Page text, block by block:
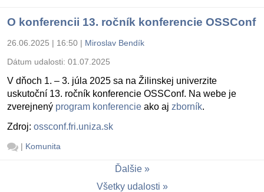
O konferencii 13. ročník konferencie OSSConf
26.06.2025 | 16:50 | Miroslav Bendík
Dátum udalosti: 01.07.2025
V dňoch 1. – 3. júla 2025 sa na Žilinskej univerzite
uskutoční 13. ročník konferencie OSSConf. Na webe je
zverejnený program konferencie ako aj zborník.
Zdroj: ossconf.fri.uniza.sk
| Komunita
Ďalšie
Všetky udalosti